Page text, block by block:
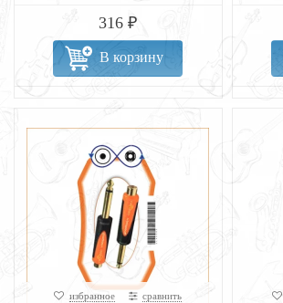
316 ₽
В корзину
избранное сравнить